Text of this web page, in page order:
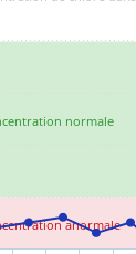
normale
anormale